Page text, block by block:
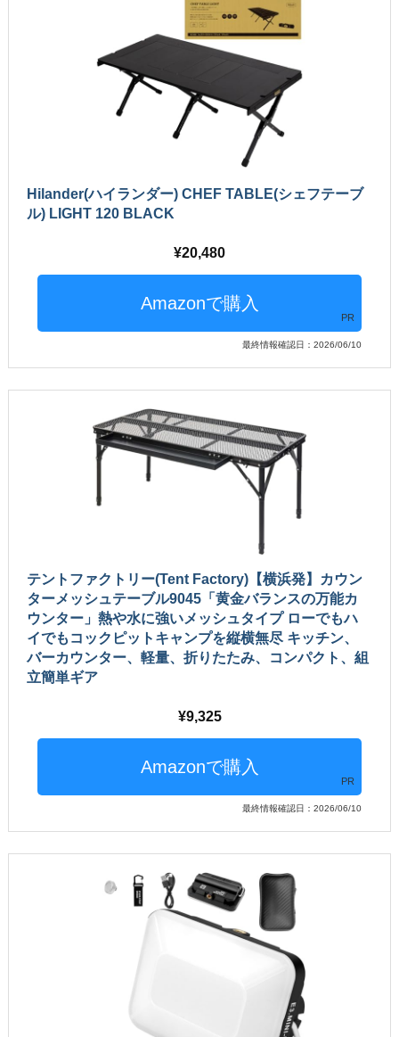
Hilander(ハイランダー) CHEF TABLE(シェフテーブ
ル) LIGHT 120 BLACK
20,480
PR
最終情報確認日：2026/06/10
テントファクトリー(Tent Factory)【横浜発】カウン
ターメッシュテーブル9045「黄金バランスの万能カ
ウンター」熱や水に強いメッシュタイプ ローでもハ
イでもコックピットキャンプを縦横無尽 キッチン、
バーカウンター、軽量、折りたたみ、コンパクト、組
立簡単ギア
9,325
PR
最終情報確認日：2026/06/10